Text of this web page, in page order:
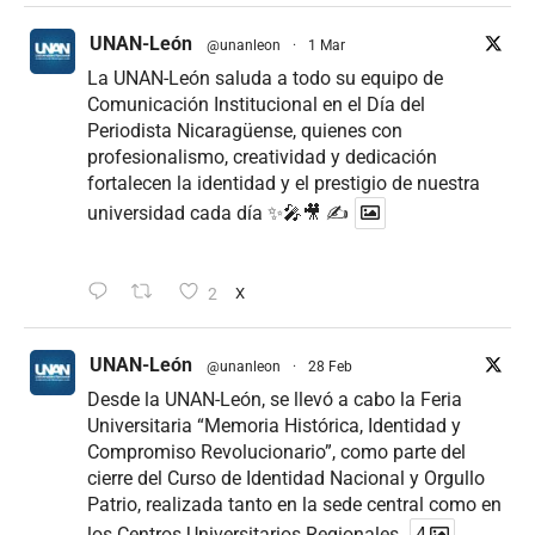
UNAN-León @unanleon · 1 Mar
La UNAN-León saluda a todo su equipo de
Comunicación Institucional en el Día del
Periodista Nicaragüense, quienes con
profesionalismo, creatividad y dedicación
fortalecen la identidad y el prestigio de nuestra
universidad cada día ✨🎤🎥 ✍
2 X
UNAN-León @unanleon · 28 Feb
Desde la UNAN-León, se llevó a cabo la Feria
Universitaria “Memoria Histórica, Identidad y
Compromiso Revolucionario”, como parte del
cierre del Curso de Identidad Nacional y Orgullo
Patrio, realizada tanto en la sede central como en